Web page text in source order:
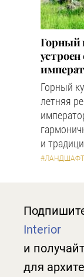
Горный
Горный
летняя
и
Interior
и
для